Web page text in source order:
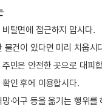
탈면에 접근하지 맙시다.
물건이 있다면 미리 치웁시
민은 안전한 곳으로 대피
인 후에 이용합시다.
·어구 등을 옮기는 행위를